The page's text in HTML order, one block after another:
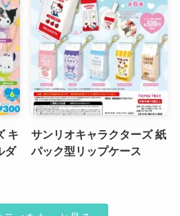
キ
ダ
サンリオキャラクターズ 紙
パック型リップケース